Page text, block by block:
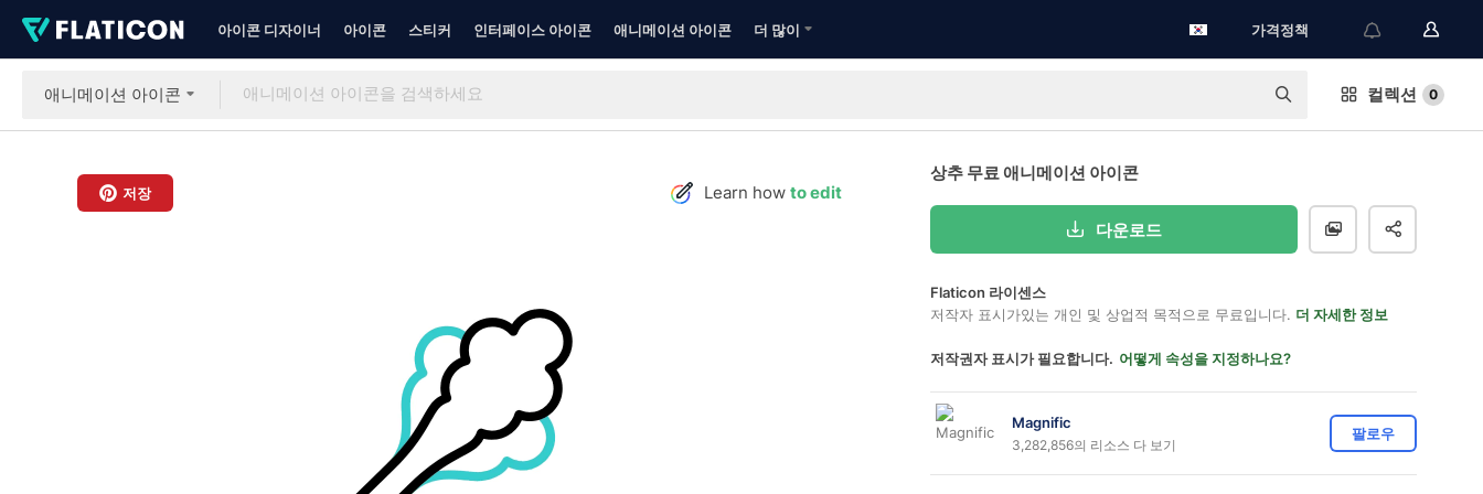
아이콘 디자이너 아이콘 스티커 인터페이스 아이콘 애니메이션 아이콘 더 많이 가격정책
애니메이션 아이콘 컬렉션 0
저장 Learn how to edit
상추 무료 애니메이션 아이콘
다운로드
Flaticon 라이센스
저작자 표시가있는 개인 및 상업적 목적으로 무료입니다. 더 자세한 정보
저작권자 표시가 필요합니다. 어떻게 속성을 지정하나요?
Magnific
3,282,856의 리소스 다 보기
팔로우